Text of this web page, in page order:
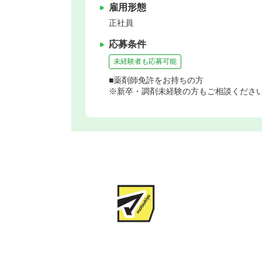
雇用形態
正社員
応募条件
未経験者も応募可能
■薬剤師免許をお持ちの方
※新卒・調剤未経験の方もご相談くださ